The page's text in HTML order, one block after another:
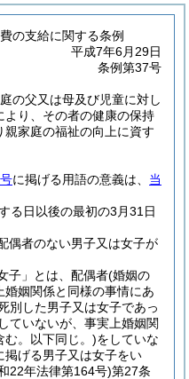
の支給に関する条例
平成7年6月29日
条例第37号
の父又は母及び児童に対し
より、その者の健康の保持
家庭の福祉の向上に資す
に掲げる用語の意義は、 当
る日以後の最初の3月31日
偶者のない男子又は女子が
子」とは、配偶者(婚姻の
婚姻関係と同様の事情にあ
別した男子又は女子であっ
ていないが、事実上婚姻関
む。以下同じ。)をしていな
掲げる男子又は女子をい
22年法律第164号)第27条